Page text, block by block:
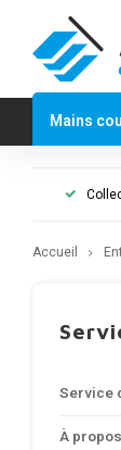
Mains
Accueil
Service
À